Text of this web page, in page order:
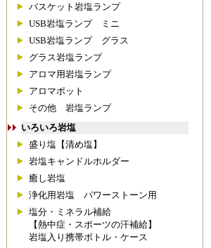
バスケット岩塩ランプ
USB岩塩ランプ ミニ
USB岩塩ランプ グラス
グラス岩塩ランプ
アロマ用岩塩ランプ
アロマポット
その他 岩塩ランプ
いろいろ岩塩
盛り塩【清め塩】
岩塩キャンドルホルダー
癒し岩塩
浄化用岩塩 パワーストーン用
塩分・ミネラル補給
【熱中症・スポーツの汗補給】
岩塩入り携帯ボトル・ケース